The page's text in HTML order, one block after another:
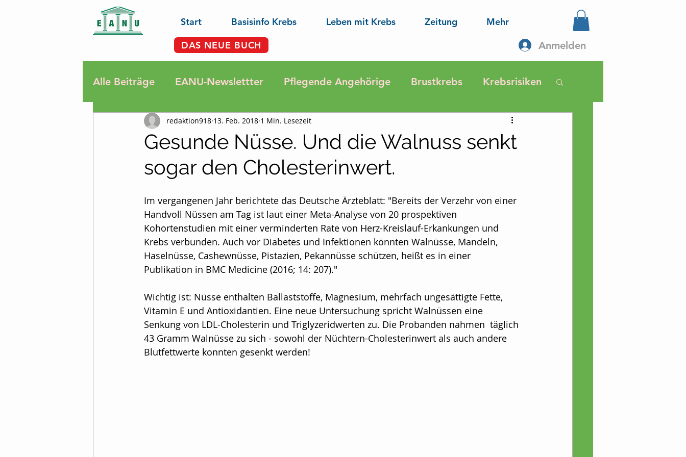
Start Basisinfo Krebs Leben mit Krebs Zeitung
Mehr
DAS NEUE BUCH
Anmelden
Alle Beiträge EANU-Newslettter Pflegende Angehörige Brustkrebs Krebsrisiken
Rauchen Krebsdiagnose Darmkrebs
Sport, Bewegung, Entspannung Aktuelle Gesundheits-Nachrichten
Termine Fatigue Aus der Forschung Lungenkrebs Hautkrebs
Prostatakrebs Nachsorge Aktionen Leben mit Krebs/Therapie
Sonstige Krebsarten Covid-19
Gesunde Nüsse. Und die Walnuss senkt
sogar den Cholesterinwert.
redaktion918 13. Feb. 2018 1 Min. Lesezeit
Im vergangenen Jahr berichtete das Deutsche Ärzteblatt: "Bereits der Verzehr von einer
Handvoll Nüssen am Tag ist laut einer Meta-Analyse von 20 prospektiven
Kohortenstudien mit einer verminderten Rate von Herz-Kreislauf-Erkankungen und
Krebs verbunden. Auch vor Diabetes und Infektionen könnten Walnüsse, Mandeln,
Haselnüsse, Cashewnüsse, Pistazien, Pekannüsse schützen, heißt es in einer
Publikation in BMC Medicine (2016; 14: 207)."
Wichtig ist: Nüsse enthalten Ballaststoffe, Magnesium, mehrfach ungesättigte Fette,
Vitamin E und Antioxidantien. Eine neue Untersuchung spricht Walnüssen eine
Senkung von LDL-Cholesterin und Triglyzeridwerten zu. Die Probanden nahmen  täglich
43 Gramm Walnüsse zu sich - sowohl der Nüchtern-Cholesterinwert als auch andere
Blutfettwerte konnten gesenkt werden!